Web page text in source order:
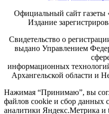
Официальный сайт
Издание
Свидетельство о
выдано Управлением
информационных
Архангельской области и
Нажимая “Принимаю”, вы
файлов cookie и сбор данных
аналитики Яндекс.Метрика и